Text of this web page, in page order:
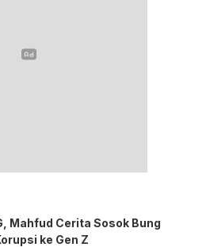
Mahfud Cerita Sosok Bung
ke Gen Z